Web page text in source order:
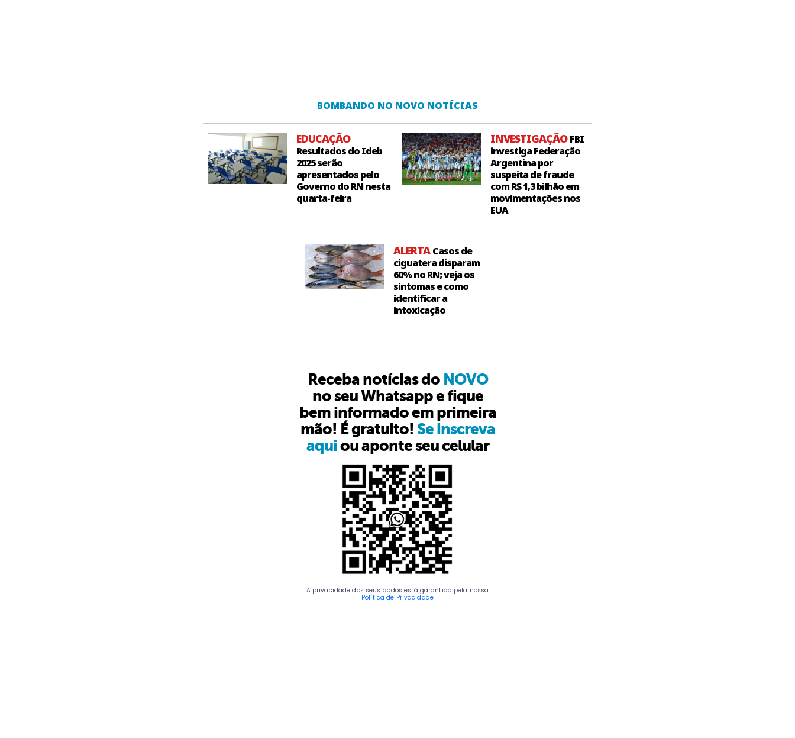
BOMBANDO NO NOVO NOTÍCIAS
EDUCAÇÃO
Resultados do Ideb
2025 serão
apresentados pelo
Governo do RN nesta
quarta-feira
INVESTIGAÇÃOFBI
investiga Federação
Argentina por
suspeita de fraude
com R$ 1,3 bilhão em
movimentações nos
EUA
ALERTACasos de
ciguatera disparam
60% no RN; veja os
sintomas e como
identificar a
intoxicação
Receba notícias do NOVO
no seu Whatsapp e fique
bem informado em primeira
mão! É gratuito! Se inscreva
aquiou aponte seu celular
A privacidade dos seus dados está garantida pela nossa
Política de Privacidade